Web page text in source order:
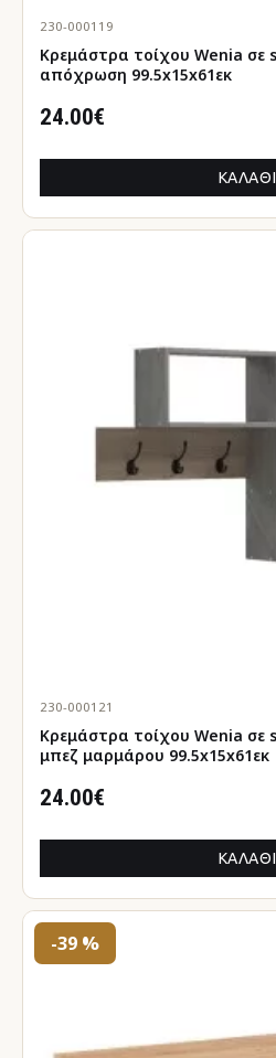
230-000119
Κρεμάστρα τοίχου Wenia σε sonoma-ανθρακί
απόχρωση 99.5x15x61εκ
24.00€
ΚΑΛΆΘΙ
230-000121
Κρεμάστρα τοίχου Wenia σε sonoma απόχρωση με
μπεζ μαρμάρου 99.5x15x61εκ
24.00€
ΚΑΛΆΘΙ
-39 %